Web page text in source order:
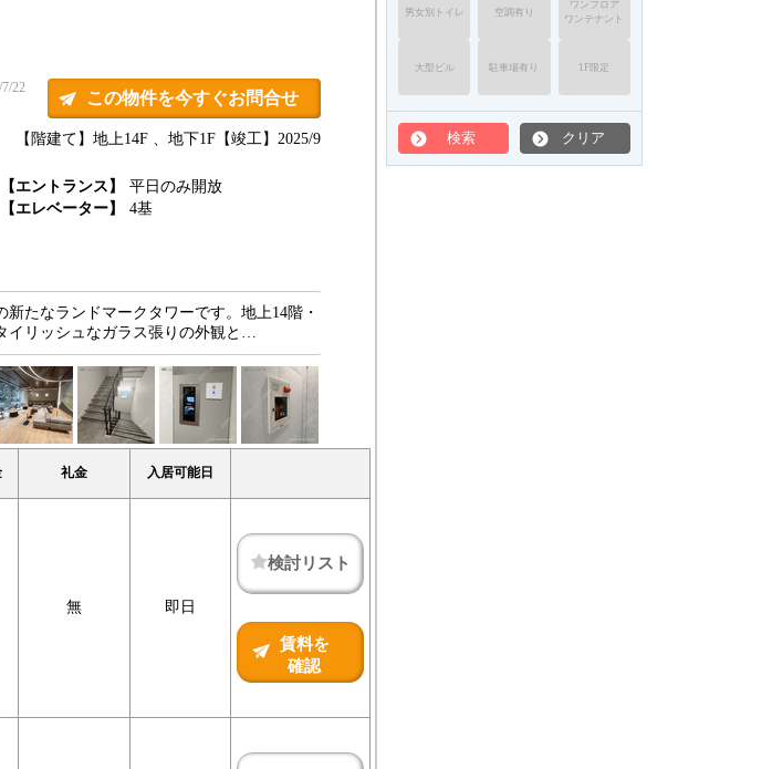
22
この物件を今すぐお問合せ
【竣工】2025/9
【階建て】地上14F 、地下1F
【エントランス】
平日のみ開放
【エレベーター】 4基
新たなランドマークタワーです。地上14階・
イリッシュなガラス張りの外観と…
礼金 入居可能日
無 即日
検討リスト
賃料を
確認
男女別トイレ 空調有り
ワンフロア
ワンテナント
大型ビル 駐車場有り 1F限定
検索 クリア